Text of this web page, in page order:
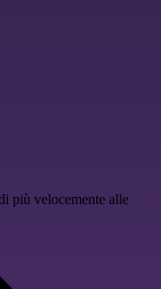
più velocemente alle